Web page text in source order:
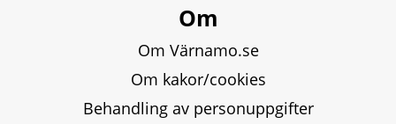
Om
Om Värnamo.se
Om kakor/cookies
Behandling av personuppgifter